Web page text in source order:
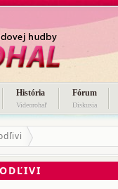
História
Videorohaľ
Fórum
Diskusia